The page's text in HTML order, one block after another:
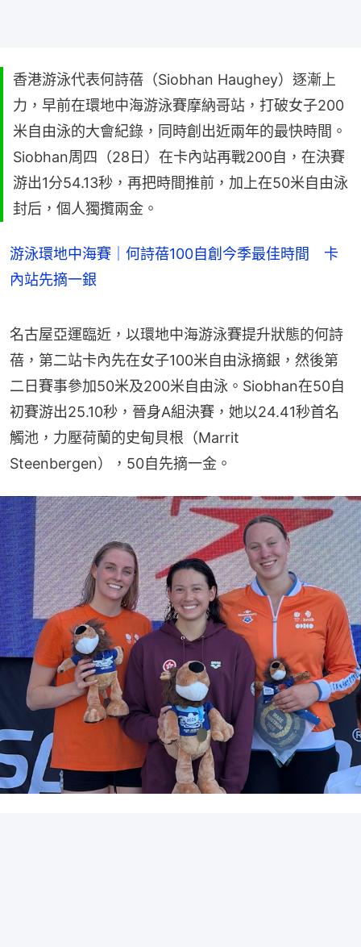
香港游泳代表何詩蓓（Siobhan Haughey）逐漸上
力，早前在環地中海游泳賽摩納哥站，打破女子200
米自由泳的大會紀錄，同時創出近兩年的最快時間。
Siobhan周四（28日）在卡內站再戰200自，在決賽
游出1分54.13秒，再把時間推前，加上在50米自由泳
封后，個人獨攬兩金。
游泳環地中海賽｜何詩蓓100自創今季最佳時間 卡
內站先摘一銀
名古屋亞運臨近，以環地中海游泳賽提升狀態的何詩
蓓，第二站卡內先在女子100米自由泳摘銀，然後第
二日賽事參加50米及200米自由泳。Siobhan在50自
初賽游出25.10秒，晉身A組決賽，她以24.41秒首名
觸池，力壓荷蘭的史甸貝根（Marrit
Steenbergen），50自先摘一金。